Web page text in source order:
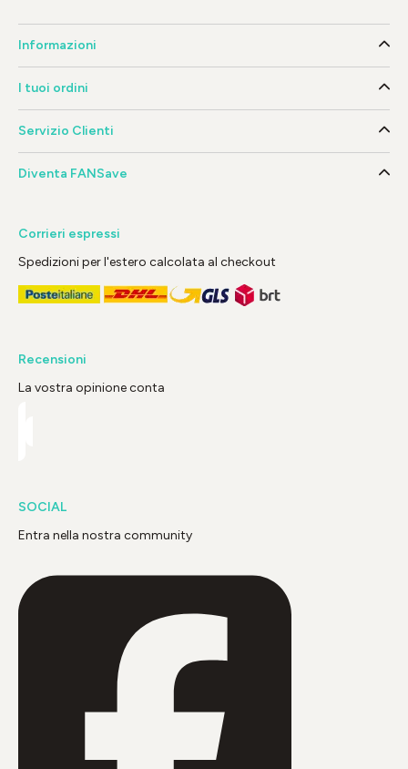
Informazioni
I tuoi ordini
Servizio Clienti
Diventa FANSave
Corrieri espressi
Spedizioni per l'estero calcolata al checkout
Recensioni
La vostra opinione conta
SOCIAL
Entra nella nostra community